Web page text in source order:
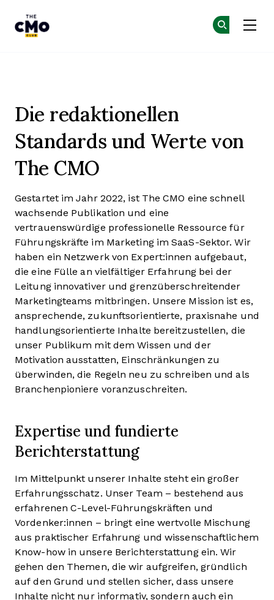
Die redaktionellen
Standards und Werte von
The CMO
Gestartet im Jahr 2022, ist The CMO eine schnell
wachsende Publikation und eine
vertrauenswürdige professionelle Ressource für
Führungskräfte im Marketing im SaaS-Sektor. Wir
haben ein Netzwerk von Expert:innen aufgebaut,
die eine Fülle an vielfältiger Erfahrung bei der
Leitung innovativer und grenzüberschreitender
Marketingteams mitbringen. Unsere Mission ist es,
ansprechende, zukunftsorientierte, praxisnahe und
handlungsorientierte Inhalte bereitzustellen, die
unser Publikum mit dem Wissen und der
Motivation ausstatten, Einschränkungen zu
überwinden, die Regeln neu zu schreiben und als
Branchenpioniere voranzuschreiten.
Expertise und fundierte
Berichterstattung
Im Mittelpunkt unserer Inhalte steht ein großer
Erfahrungsschatz. Unser Team – bestehend aus
erfahrenen C-Level-Führungskräften und
Vordenker:innen – bringt eine wertvolle Mischung
aus praktischer Erfahrung und wissenschaftlichem
Know-how in unsere Berichterstattung ein. Wir
gehen den Themen, die wir aufgreifen, gründlich
auf den Grund und stellen sicher, dass unsere
Inhalte nicht nur informativ, sondern auch ein